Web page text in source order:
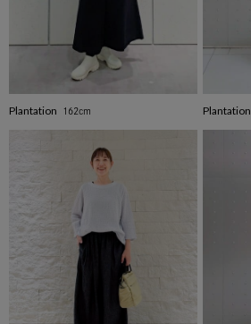
Plantation 162cm Plantation